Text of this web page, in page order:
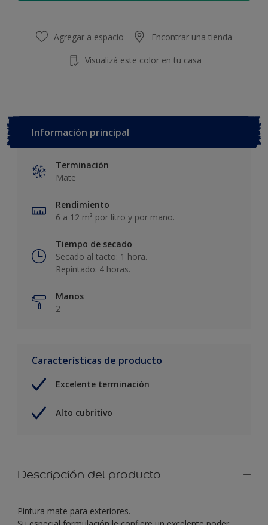
Agregar a espacio Encontrar una tienda
Visualizá este color en tu casa
Información principal
Terminación
Mate
Rendimiento
6 a 12 m² por litro y por mano.
Tiempo de secado
Secado al tacto: 1 hora.
Repintado: 4 horas.
Manos
2
Características de producto
Excelente terminación
Alto cubritivo
Descripción del producto
Pintura mate para exteriores.